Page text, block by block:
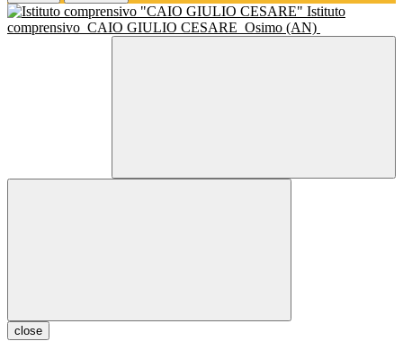
Istituto
comprensivo CAIO GIULIO CESARE Osimo (AN)
close